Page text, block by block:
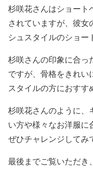
杉咲花さんはショート
されていますが、彼女
シュスタイルのショー
杉咲さんの印象に合っ
ですが、 骨格をきれい
スタイルの方におすす
杉咲花さんのように、
い方や様々なお洋服に
ぜひチャレンジしてみ
最後までご覧いただき